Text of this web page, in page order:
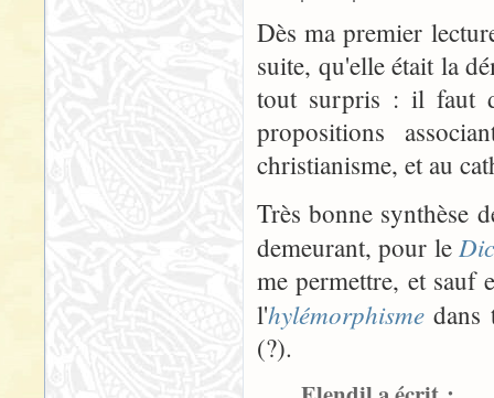
Dès ma premier
suite, qu'elle était la
tout surpris : il faut
propositions
christianisme, et au
Très bonne synthèse
demeurant, pour le
me permettre, et sauf
l'hylémorphisme dans
(?).